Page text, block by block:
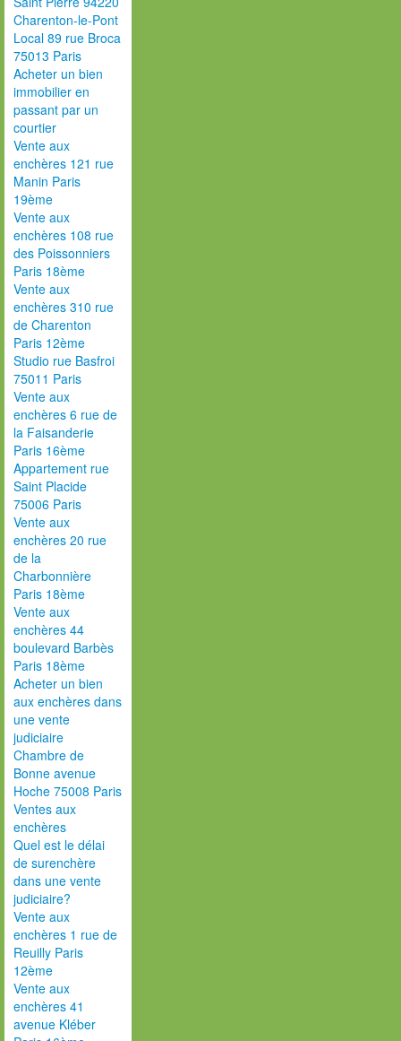
Charenton-le-Pont
Local 89 rue Broca
75013 Paris
Acheter un bien
immobilier en
passant par un
courtier
Vente aux
enchères 121 rue
Manin Paris
19ème
Vente aux
enchères 108 rue
des Poissonniers
Paris 18ème
Vente aux
enchères 310 rue
de Charenton
Paris 12ème
Studio rue Basfroi
75011 Paris
Vente aux
enchères 6 rue de
la Faisanderie
Paris 16ème
Appartement rue
Saint Placide
75006 Paris
Vente aux
enchères 20 rue
de la
Charbonnière
Paris 18ème
Vente aux
enchères 44
boulevard Barbès
Paris 18ème
Acheter un bien
aux enchères dans
une vente
judiciaire
Chambre de
Bonne avenue
Hoche 75008 Paris
Ventes aux
enchères
Quel est le délai
de surenchère
dans une vente
judiciaire?
Vente aux
enchères 1 rue de
Reuilly Paris
12ème
Vente aux
enchères 41
avenue Kléber